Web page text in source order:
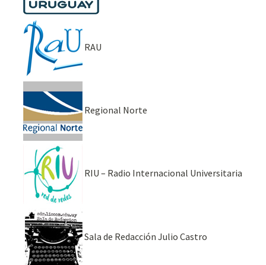
RAU
Regional Norte
RIU – Radio Internacional Universitaria
Sala de Redacción Julio Castro